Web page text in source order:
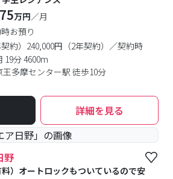
万円／月
お預り
契約）240,000円（2年契約）／契約時
19分 4600m
多摩センター駅 徒歩10分
詳細を見る
野
）オートロックもついているので安